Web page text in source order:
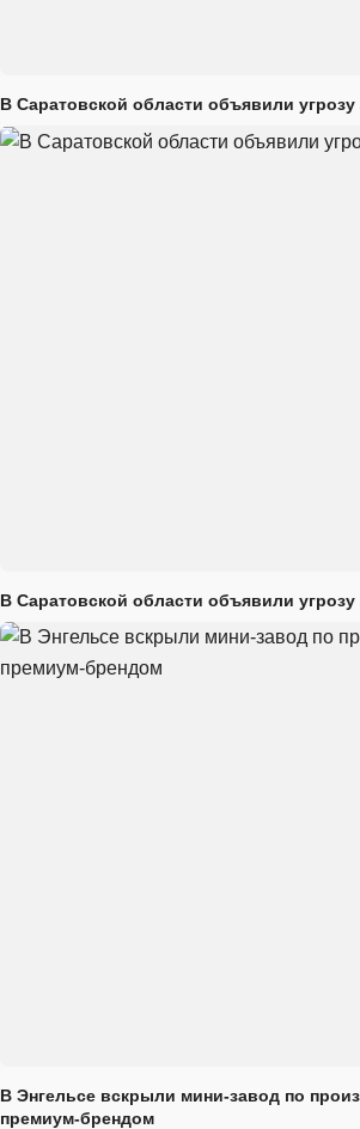
В Саратовской области объявили
В Саратовской области объявили
В Энгельсе вскрыли мини-завод по
премиум-брендом